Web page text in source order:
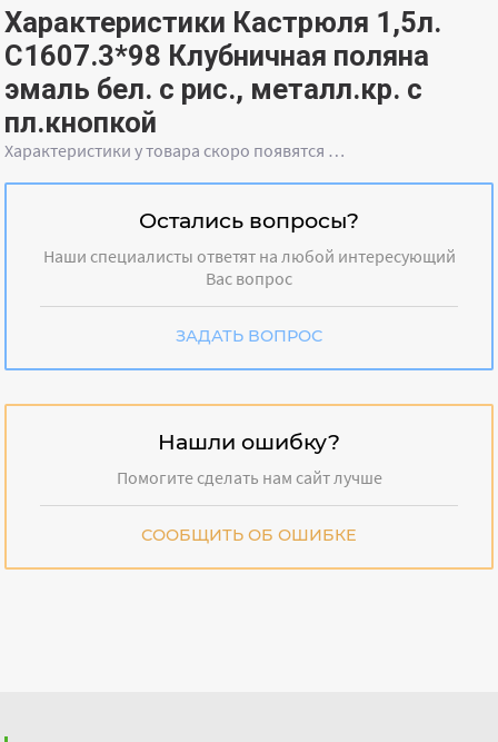
Характеристики Кастрюля 1,5л.
С1607.3*98 Клубничная поляна
эмаль бел. с рис., металл.кр. с
пл.кнопкой
Характеристики у товара скоро появятся …
Остались вопросы?
Наши специалисты ответят на любой интересующий
Вас вопрос
ЗАДАТЬ ВОПРОС
Нашли ошибку?
Помогите сделать нам сайт лучше
СООБЩИТЬ ОБ ОШИБКЕ